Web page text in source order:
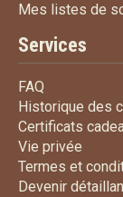
Mes listes de
Services
FAQ
Historique des
Certificats
Vie privée
Termes et
Devenir